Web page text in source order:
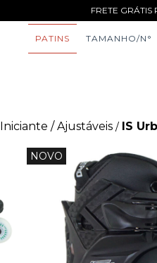
FRETE
PATINS TAMANHO/N°
Iniciante / Ajustáveis / IS
NOVO